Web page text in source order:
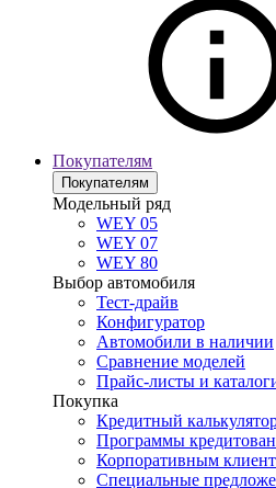
Покупателям
Покупателям
Модельный ряд
WEY 05
WEY 07
WEY 80
Выбор автомобиля
Тест-драйв
Конфигуратор
Автомобили в наличии
Сравнение моделей
Прайс-листы и
Покупка
Кредитный
Программы
Корпоративным
Специальные